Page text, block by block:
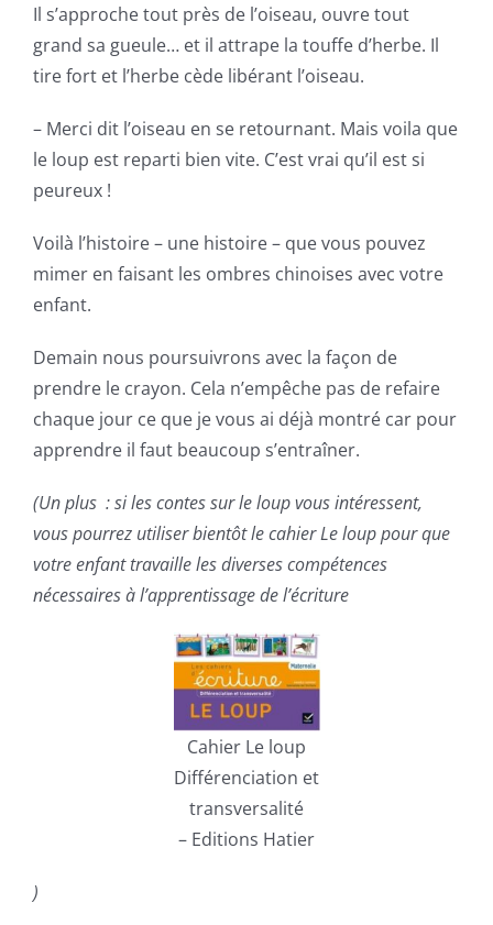
Il s’approche tout près de l’oiseau, ouvre tout
grand sa gueule… et il attrape la touffe d’herbe. Il
tire fort et l’herbe cède libérant l’oiseau.
– Merci dit l’oiseau en se retournant. Mais voila que
le loup est reparti bien vite. C’est vrai qu’il est si
peureux !
Voilà l’histoire – une histoire – que vous pouvez
mimer en faisant les ombres chinoises avec votre
enfant.
Demain nous poursuivrons avec la façon de
prendre le crayon. Cela n’empêche pas de refaire
chaque jour ce que je vous ai déjà montré car pour
apprendre il faut beaucoup s’entraîner.
(Un plus : si les contes sur le loup vous intéressent,
vous pourrez utiliser bientôt le cahier Le loup pour que
votre enfant travaille les diverses compétences
nécessaires à l’apprentissage de l’écriture
Cahier Le loup
Différenciation et
transversalité
– Editions Hatier
)